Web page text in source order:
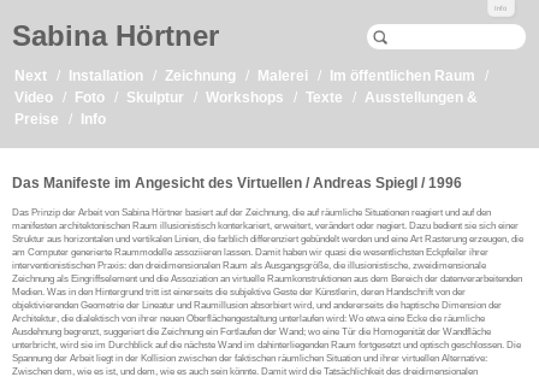
Sabina Hörtner
Info
Next Installation Zeichnung Malerei
Im öffentlichen Raum
Video
Foto Skulptur Workshops Texte
Ausstellungen &
Preise
Info
Das Manifeste im Angesicht des Virtuellen / Andreas Spiegl / 1996
Das Prinzip der Arbeit von Sabina Hörtner basiert auf der Zeichnung, die auf räumliche Situationen reagiert und auf den
manifesten architektonischen Raum illusionistisch konterkariert, erweitert, verändert oder negiert. Dazu bedient sie sich einer
Struktur aus horizontalen und vertikalen Linien, die farblich differenziert gebündelt werden und eine Art Rasterung erzeugen, die
am Computer generierte Raummodelle assoziieren lassen. Damit haben wir quasi die wesentlichsten Eckpfeiler ihrer
interventionistischen Praxis: den dreidimensionalen Raum als Ausgangsgröße, die illusionistische, zweidimensionale
Zeichnung als Eingriffselement und die Assoziation an virtuelle Raumkonstruktionen aus dem Bereich der datenverarbeitenden
Medien. Was in den Hintergrund tritt ist einerseits die subjektive Geste der Künstlerin, deren Handschrift von der
objektivierenden Geometrie der Lineatur und Raumillusion absorbiert wird, und andererseits die haptische Dimension der
Architektur, die dialektisch von ihrer neuen Oberflächengestaltung unterlaufen wird: Wo etwa eine Ecke die räumliche
Ausdehnung begrenzt, suggeriert die Zeichnung ein Fortlaufen der Wand; wo eine Tür die Homogenität der Wandfläche
unterbricht, wird sie im Durchblick auf die nächste Wand im dahinterliegenden Raum fortgesetzt und optisch geschlossen. Die
Spannung der Arbeit liegt in der Kollision zwischen der faktischen räumlichen Situation und ihrer virtuellen Alternative:
Zwischen dem, wie es ist, und dem, wie es auch sein könnte. Damit wird die Tatsächlichkeit des dreidimensionalen